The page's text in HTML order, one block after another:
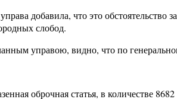
добавила, что это обстоятельство
слобод.
управою, видно, что по
оброчная статья, в количестве